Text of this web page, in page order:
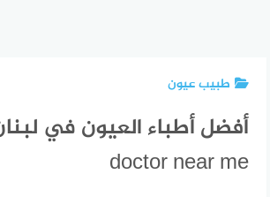
طبيب عيون
doctor near me